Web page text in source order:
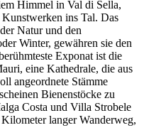
Himmel in Val di Sella,
ins Tal. Das
Natur und den
Winter, gewähren sie den
Exponat ist die
eine Kathedrale, die aus
angeordnete Stämme
Bienenstöcke zu
Costa und Villa Strobele
langer Wanderweg,